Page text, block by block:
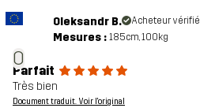
O
Oleksandr B. Acheteur vérifié
Mesures : 185cm, 100kg
Parfait
Très bien
Document traduit. Voir l'original